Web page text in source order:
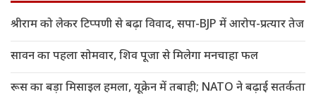
श्रीराम को लेकर टिप्पणी से बढ़ा विवाद, सपा-BJP में आरोप-प्रत्यार तेज
सावन का पहला सोमवार, शिव पूजा से मिलेगा मनचाहा फल
रूस का बड़ा मिसाइल हमला, यूक्रेन में तबाही; NATO ने बढ़ाई सतर्कता